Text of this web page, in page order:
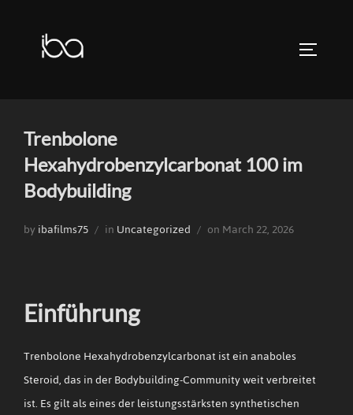
TOGGLE
Trenbolone
Hexahydrobenzylcarbonat 100 im
Bodybuilding
byibafilms75 inUncategorized onPosted
March 22, 2026
Einführung
Trenbolone Hexahydrobenzylcarbonat ist ein anaboles
Steroid, das in der Bodybuilding-Community weit verbreitet
ist. Es gilt als eines der leistungsstärksten synthetischen